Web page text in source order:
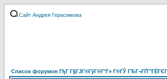
Сайт Андрея Герасимова
Список форумов ГђГ Г§ГЈГ®ГўГ®Г°Г» Г®ГЎ